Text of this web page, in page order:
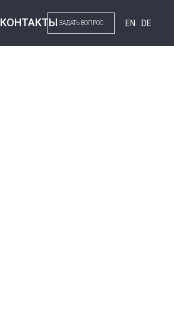
КОНТАКТЫ ЗАДАТЬ ВОПРОС EN DE